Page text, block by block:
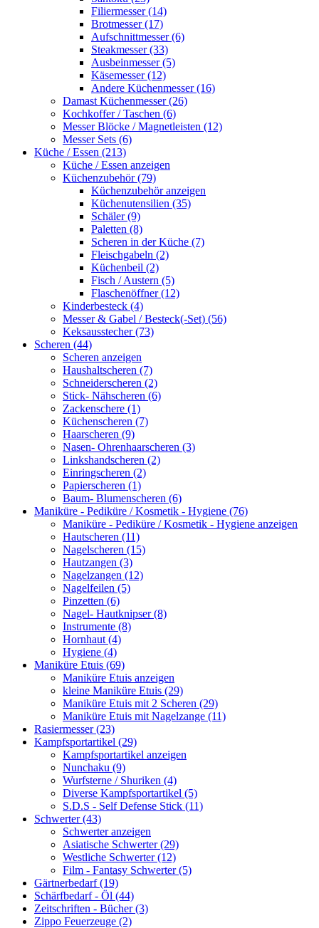
Filiermesser (14)
Brotmesser (17)
Aufschnittmesser (6)
Steakmesser (33)
Ausbeinmesser (5)
Käsemesser (12)
Andere Küchenmesser (16)
Damast Küchenmesser (26)
Kochkoffer / Taschen (6)
Messer Blöcke / Magnetleisten (12)
Messer Sets (6)
Küche / Essen (213)
Küche / Essen anzeigen
Küchenzubehör (79)
Küchenzubehör anzeigen
Küchenutensilien (35)
Schäler (9)
Paletten (8)
Scheren in der Küche (7)
Fleischgabeln (2)
Küchenbeil (2)
Fisch / Austern (5)
Flaschenöffner (12)
Kinderbesteck (4)
Messer & Gabel / Besteck(-Set) (56)
Keksausstecher (73)
Scheren (44)
Scheren anzeigen
Haushaltscheren (7)
Schneiderscheren (2)
Stick- Nähscheren (6)
Zackenschere (1)
Küchenscheren (7)
Haarscheren (9)
Nasen- Ohrenhaarscheren (3)
Linkshandscheren (2)
Einringscheren (2)
Papierscheren (1)
Baum- Blumenscheren (6)
Maniküre - Pediküre / Kosmetik - Hygiene (76)
Maniküre - Pediküre / Kosmetik - Hygiene anzeigen
Hautscheren (11)
Nagelscheren (15)
Hautzangen (3)
Nagelzangen (12)
Nagelfeilen (5)
Pinzetten (6)
Nagel- Hautknipser (8)
Instrumente (8)
Hornhaut (4)
Hygiene (4)
Maniküre Etuis (69)
Maniküre Etuis anzeigen
kleine Maniküre Etuis (29)
Maniküre Etuis mit 2 Scheren (29)
Maniküre Etuis mit Nagelzange (11)
Rasiermesser (23)
Kampfsportartikel (29)
Kampfsportartikel anzeigen
Nunchaku (9)
Wurfsterne / Shuriken (4)
Diverse Kampfsportartikel (5)
S.D.S - Self Defense Stick (11)
Schwerter (43)
Schwerter anzeigen
Asiatische Schwerter (29)
Westliche Schwerter (12)
Film - Fantasy Schwerter (5)
Gärtnerbedarf (19)
Schärfbedarf - Öl (44)
Zeitschriften - Bücher (3)
Zippo Feuerzeuge (2)